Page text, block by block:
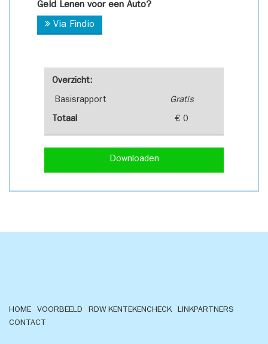
Overzicht:
Basisrapport Gratis
Totaal € 0
Downloaden
Geld Lenen voor een Auto?
Via Findio
HOME VOORBEELD RDW KENTEKENCHECK
LINKPARTNERS
CONTACT